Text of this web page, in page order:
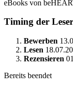
eBooks von
Timing der
Bewerben
Lesen
Rezensieren
Bereits beendet